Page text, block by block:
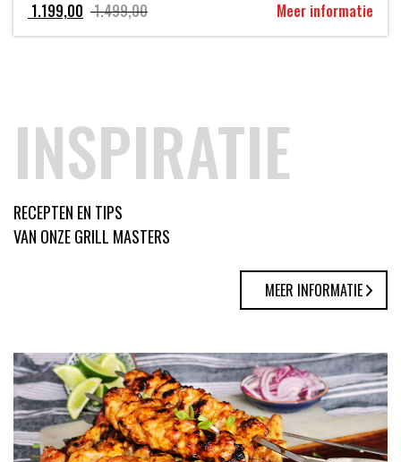
1.499,00Oorspronkelijke
prijs
1.199,00
Huidige
prijs
Meer informatie
INSPIRATIE
RECEPTEN EN TIPS
VAN ONZE GRILL MASTERS
MEER INFORMATIE